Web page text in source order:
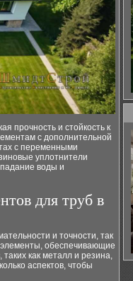
прочность и стойкость к
с дополнительной
с переменными
уплотнители
воды и
для труб в
и точности, так
элементы, обеспечивающие
как металл и резина,
аспектов, чтобы